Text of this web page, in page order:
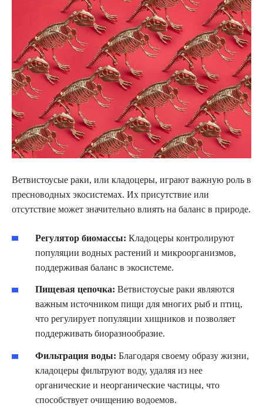
Ветвистоусые раки, или кладоцеры, играют важную роль в
пресноводных экосистемах. Их присутствие или
отсутствие может значительно влиять на баланс в природе.
Регулятор биомассы: Кладоцеры контролируют
популяции водных растений и микроорганизмов,
поддерживая баланс в экосистеме.
Пищевая цепочка: Ветвистоусые раки являются
важным источником пищи для многих рыб и птиц,
что регулирует популяции хищников и позволяет
поддерживать биоразнообразие.
Фильтрация воды: Благодаря своему образу жизни,
кладоцеры фильтруют воду, удаляя из нее
органические и неорганические частицы, что
способствует очищению водоемов.